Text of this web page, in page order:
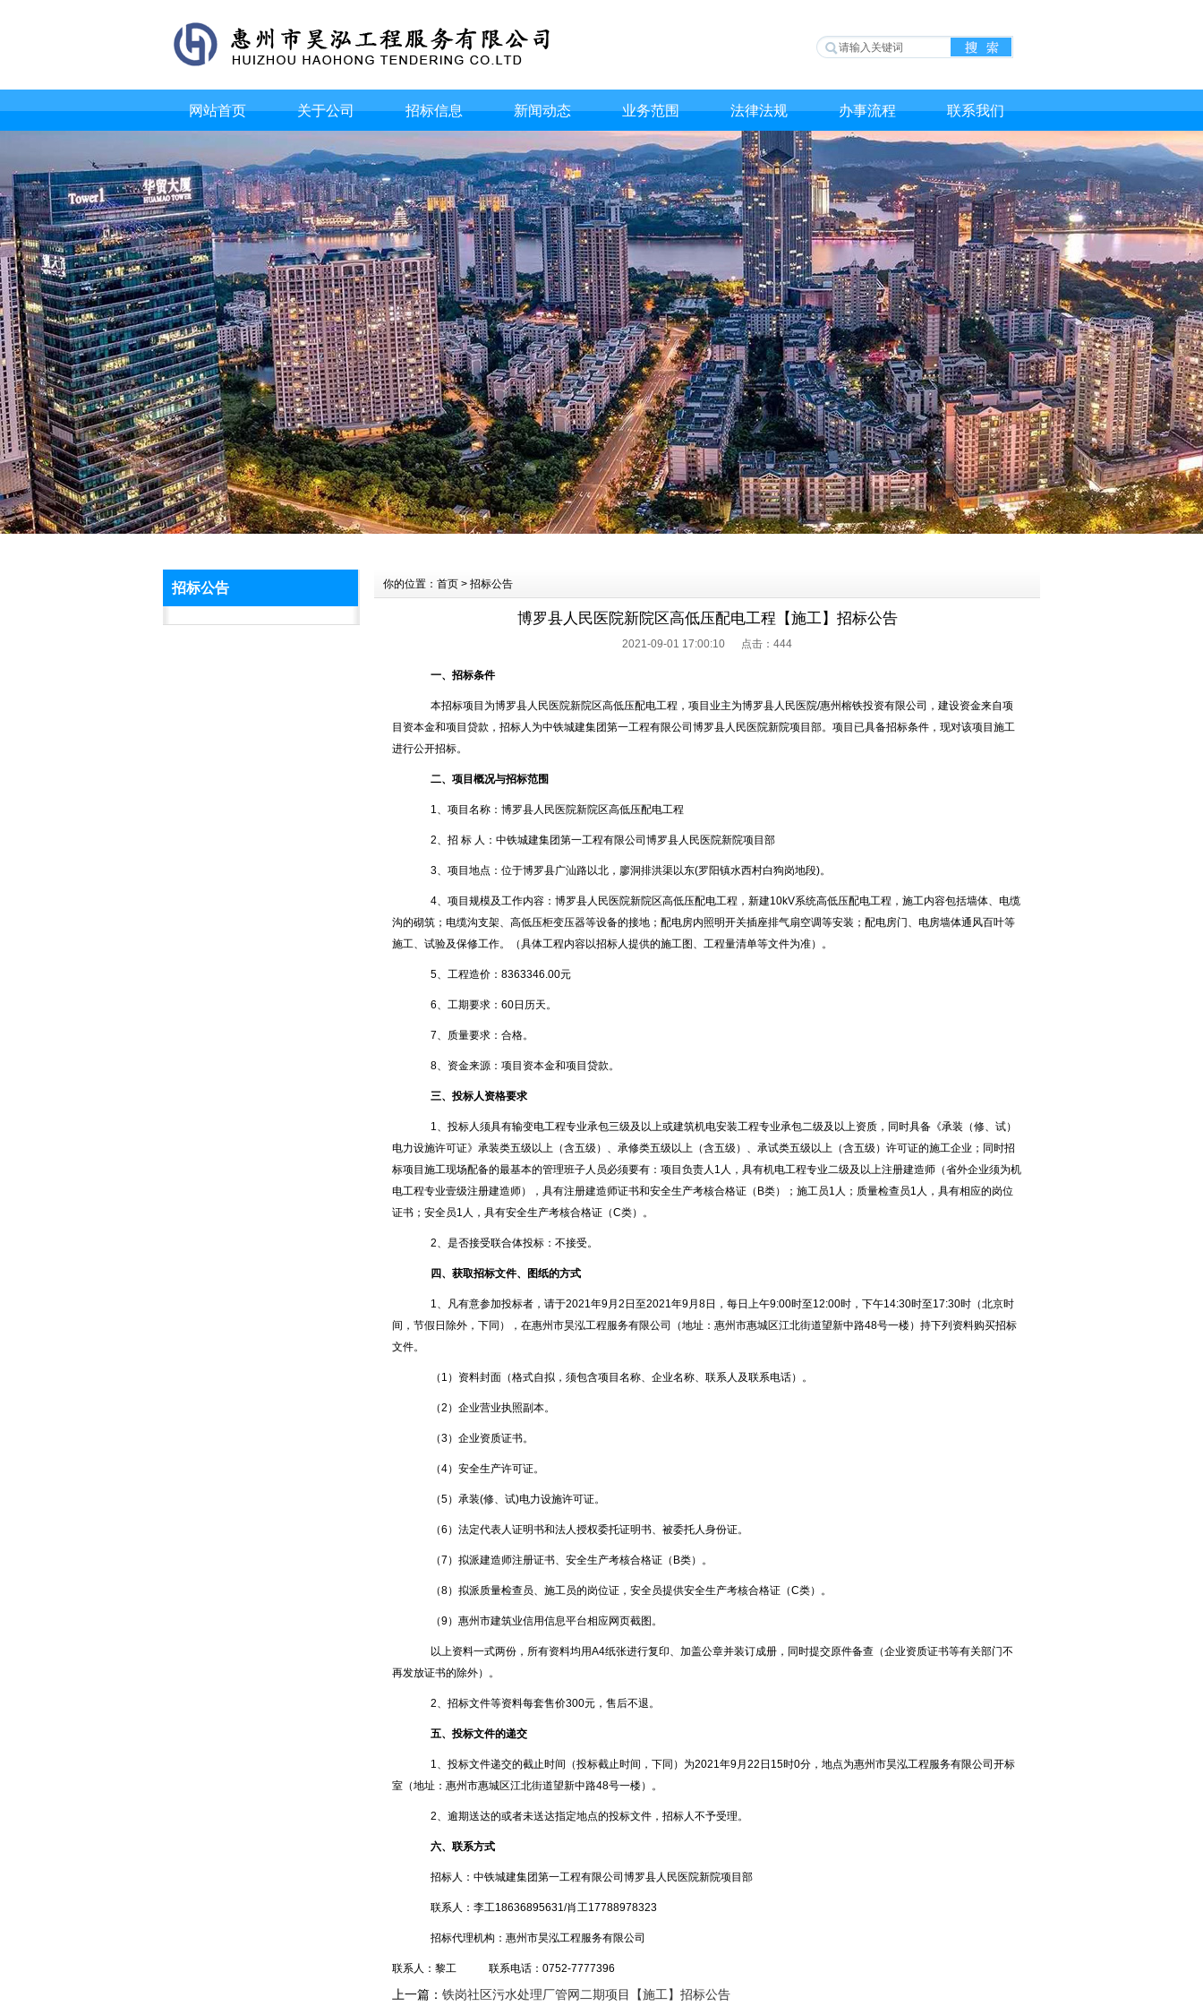
网站首页 关于公司 招标信息 新闻动态 业务范围 法律法规 办事流程 联系我们
招标公告 你的位置：首页 > 招标公告
博罗县人民医院新院区高低压配电工程【施工】招标公告
2021-09-01 17:00:10 点击： 444
一、招标条件
本招标项目为博罗县人民医院新院区高低压配电工程，项目业主为博罗县人民医院/惠州榕铁投资有限公司 ，建设资金来自项
目资本金和项目贷款 ，招标人为中铁城建集团第一工程有限公司博罗县人民医院新院项目部。项目已具备招标条件，现对该项目施工
进行公开招标。
二、项目概况与招标范围
1、项目名称：博罗县人民医院新院区高低压配电工程
2、招 标 人： 中铁城建集团第一工程有限公司博罗县人民医院新院项目部
3、项目地点：位于博罗县广汕路以北，廖洞排洪渠以东(罗阳镇水西村白狗岗地段)。
4、项目规模及工作内容：博罗县人民医院新院区高低压配电工程，新建10kV系统高低压配电工程，施工内容包括墙体、电缆
沟的砌筑；电缆沟支架、高低压柜变压器等设备的接地；配电房内照明开关插座排气扇空调等安装；配电房门、电房墙体通风百叶等
施工、试验及保修工作。（具体工程内容以招标人提供的施工图、工程量清单等文件为准）。
5、工程造价：8363346.00元
6、工期要求：60日历天。
7、质量要求：合格。
8、资金来源： 项目资本金和项目贷款。
三、投标人资格要求
1、投标人须具有输变电工程专业承包三级及以上或建筑机电安装工程专业承包二级及以上资质，同时具备《承装（修、试）
电力设施许可证》承装类五级以上（含五级）、承修类五级以上（含五级）、承试类五级以上（含五级）许可证的施工企业；同时招
标项目施工现场配备的最基本的管理班子人员必须要有：项目负责人1人，具有机电工程专业二级及以上注册建造师（省外企业须为机
电工程专业壹级注册建造师），具有注册建造师证书和安全生产考核合格证（B类）；施工员1人；质量检查员1人，具有相应的岗位
证书；安全员1人，具有安全生产考核合格证（C类）。
2、是否接受联合体投标：不接受。
四、获取招标文件、图纸的方式
1、凡有意参加投标者，请于2021年9月2日至2021年9月8日，每日上午9:00时至12:00时，下午14:30时至17:30时（北京时
间，节假日除外，下同），在惠州市昊泓工程服务有限公司（地址：惠州市惠城区江北街道望新中路48号一楼）持下列资料购买招标
文件。
（ 1）资料封面（格式自拟，须包含项目名称、企业名称、联系人及联系电话）。
（2）企业营业执照副本。
（3）企业资质证书。
（4）安全生产许可证。
（5）承装(修、试)电力设施许可证。
（6）法定代表人证明书和法人授权委托证明书、被委托人身份证。
（7）拟派建造师注册证书、安全生产考核合格证（B类）。
（8）拟派质量检查员、施工员的岗位证，安全员提供安全生产考核合格证（C类）。
（9）惠州市建筑业信用信息平台相应网页截图。
以上资料一式两份，所有资料均用A4纸张进行复印、加盖公章并装订成册，同时提交原件备查（企业资质证书等有关部门不
再发放证书的除外）。
2、招标文件等资料每套售价300元，售后不退。
五、投标文件的递交
1、投标文件递交的截止时间（投标截止时间，下同）为2021年9月22日15时0分，地点为惠州市昊泓工程服务有限公司开标
室（地址：惠州市惠城区江北街道望新中路48号一楼）。
2、逾期送达的或者未送达指定地点的投标文件，招标人不予受理。
六、 联系方式
招标人：中铁城建集团第一工程有限公司博罗县人民医院新院项目部
联系人：李工18636895631/肖工17788978323
招标代理机构：惠州市昊泓工程服务有限公司
联系人：黎工 联系电话： 0752-7777396
上一篇： 铁岗社区污水处理厂管网二期项目【施工】招标公告